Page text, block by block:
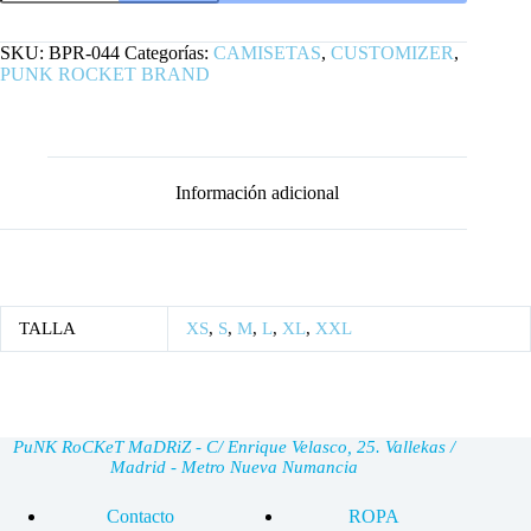
LOVER
cantidad
SKU: BPR-044 Categorías: CAMISETAS, CUSTOMIZER,
PUNK ROCKET BRAND
Información adicional
TALLA XS, S, M, L, XL, XXL
PuNK RoCKeT MaDRiZ - C/ Enrique Velasco, 25. Vallekas /
Madrid - Metro Nueva Numancia
Contacto
ROPA